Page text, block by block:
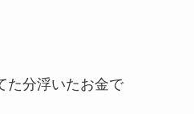
分浮いたお金で